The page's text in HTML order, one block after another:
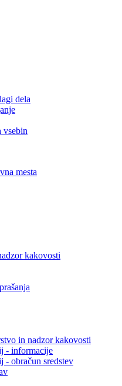
dela
vsebin
mesta
kakovosti
in nadzor kakovosti
- informacije
- obračun sredstev